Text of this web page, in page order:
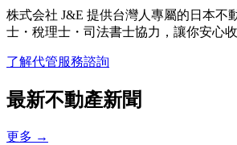
株式会社 J&E 提供台灣人專屬的日本不
士・稅理士・司法書士協力，讓你安心收
了解代管服務諮詢
最新不動產新聞
更多 →